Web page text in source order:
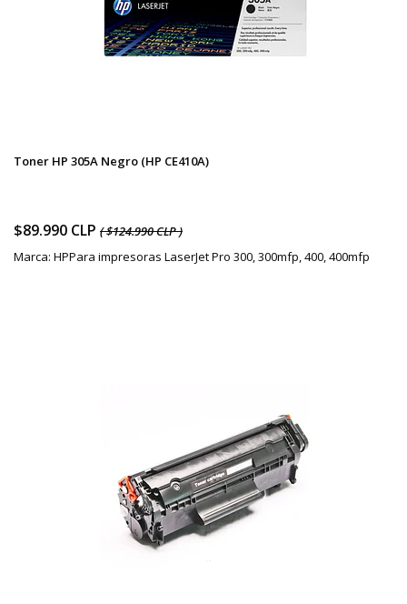
Toner HP 305A Negro (HP CE410A)
$89.990 CLP ( $124.990 CLP )
Marca: HPPara impresoras LaserJet Pro 300, 300mfp, 400, 400mfp